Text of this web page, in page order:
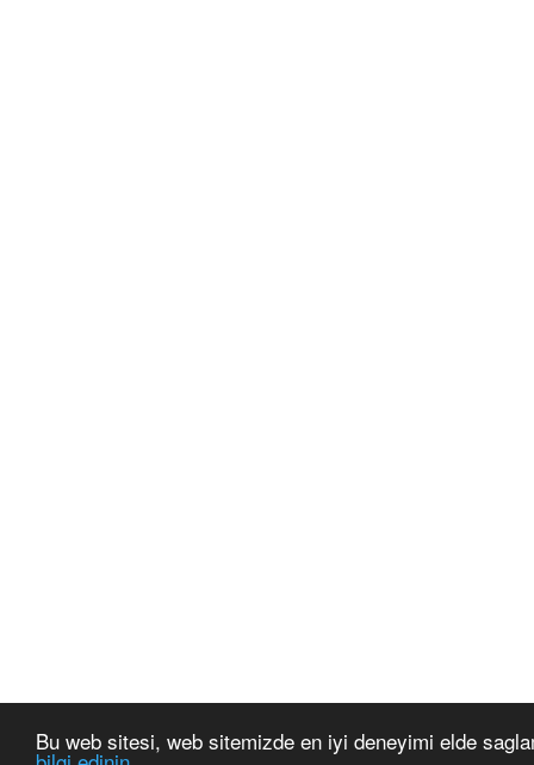
Bu web sitesi, web sitemizde en iyi deneyimi elde